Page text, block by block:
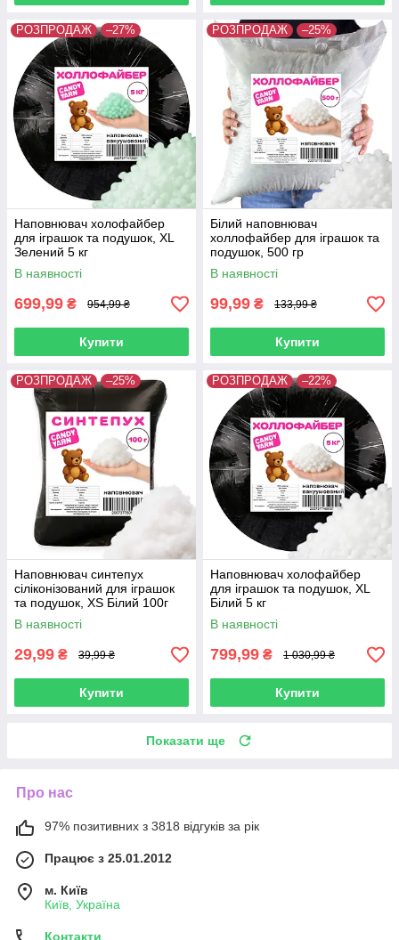
РОЗПРОДАЖ –27%
Наповнювач холофайбер
для іграшок та подушок, XL
Зелений 5 кг
В наявності
699,99 ₴ 954,99 ₴
Купити
РОЗПРОДАЖ –25%
Білий наповнювач
холлофайбер для іграшок та
подушок, 500 гр
В наявності
99,99 ₴ 133,99 ₴
Купити
РОЗПРОДАЖ –25%
Наповнювач синтепух
сіліконізований для іграшок
та подушок, XS Білий 100г
В наявності
29,99 ₴ 39,99 ₴
Купити
РОЗПРОДАЖ –22%
Наповнювач холофайбер
для іграшок та подушок, XL
Білий 5 кг
В наявності
799,99 ₴ 1 030,99 ₴
Купити
Показати ще
Про нас
97% позитивних з 3818 відгуків за рік
Працює з 25.01.2012
м. Київ
Київ, Україна
Контакти